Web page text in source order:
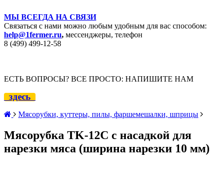
МЫ ВСЕГДА НА СВЯЗИ
Связаться с нами можно любым удобным для вас способом:
help@1fermer.ru, мессенджеры, телефон
8 (499) 499-12-58
ЕСТЬ ВОПРОСЫ? ВСЕ ПРОСТО: НАПИШИТЕ НАМ
здесь
Мясорубки, куттеры, пилы, фаршемешалки, шприцы
Мясорубка TK-12C c насадкой для
нарезки мяса (ширина нарезки 10 мм)